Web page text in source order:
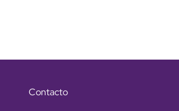
Contacto